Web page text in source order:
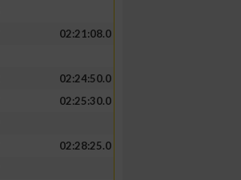
02:21:08.0
02:24:50.0
02:25:30.0
02:28:25.0